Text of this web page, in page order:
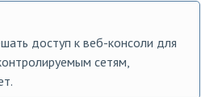
доступ к веб-консоли для
сетям,